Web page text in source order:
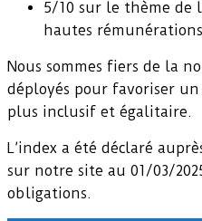
5/10 sur le thème de
hautes rémunérations
Nous sommes fiers de la
déployés pour favoriser
plus inclusif et égalitaire.
L’index a été déclaré
sur notre site au 01/03/
obligations.